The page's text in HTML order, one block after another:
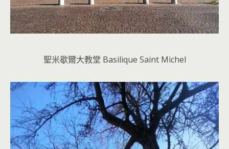
聖米歇爾大教堂 Basilique Saint Michel